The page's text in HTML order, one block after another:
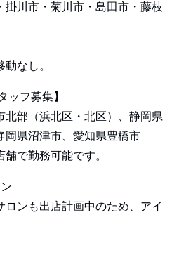
掛川市・菊川市・島田市・藤枝
なし。
ッフ募集】
北部（浜北区・北区）、静岡県
岡県沼津市、愛知県豊橋市
で勤務可能です。
ロンも出店計画中のため、アイ